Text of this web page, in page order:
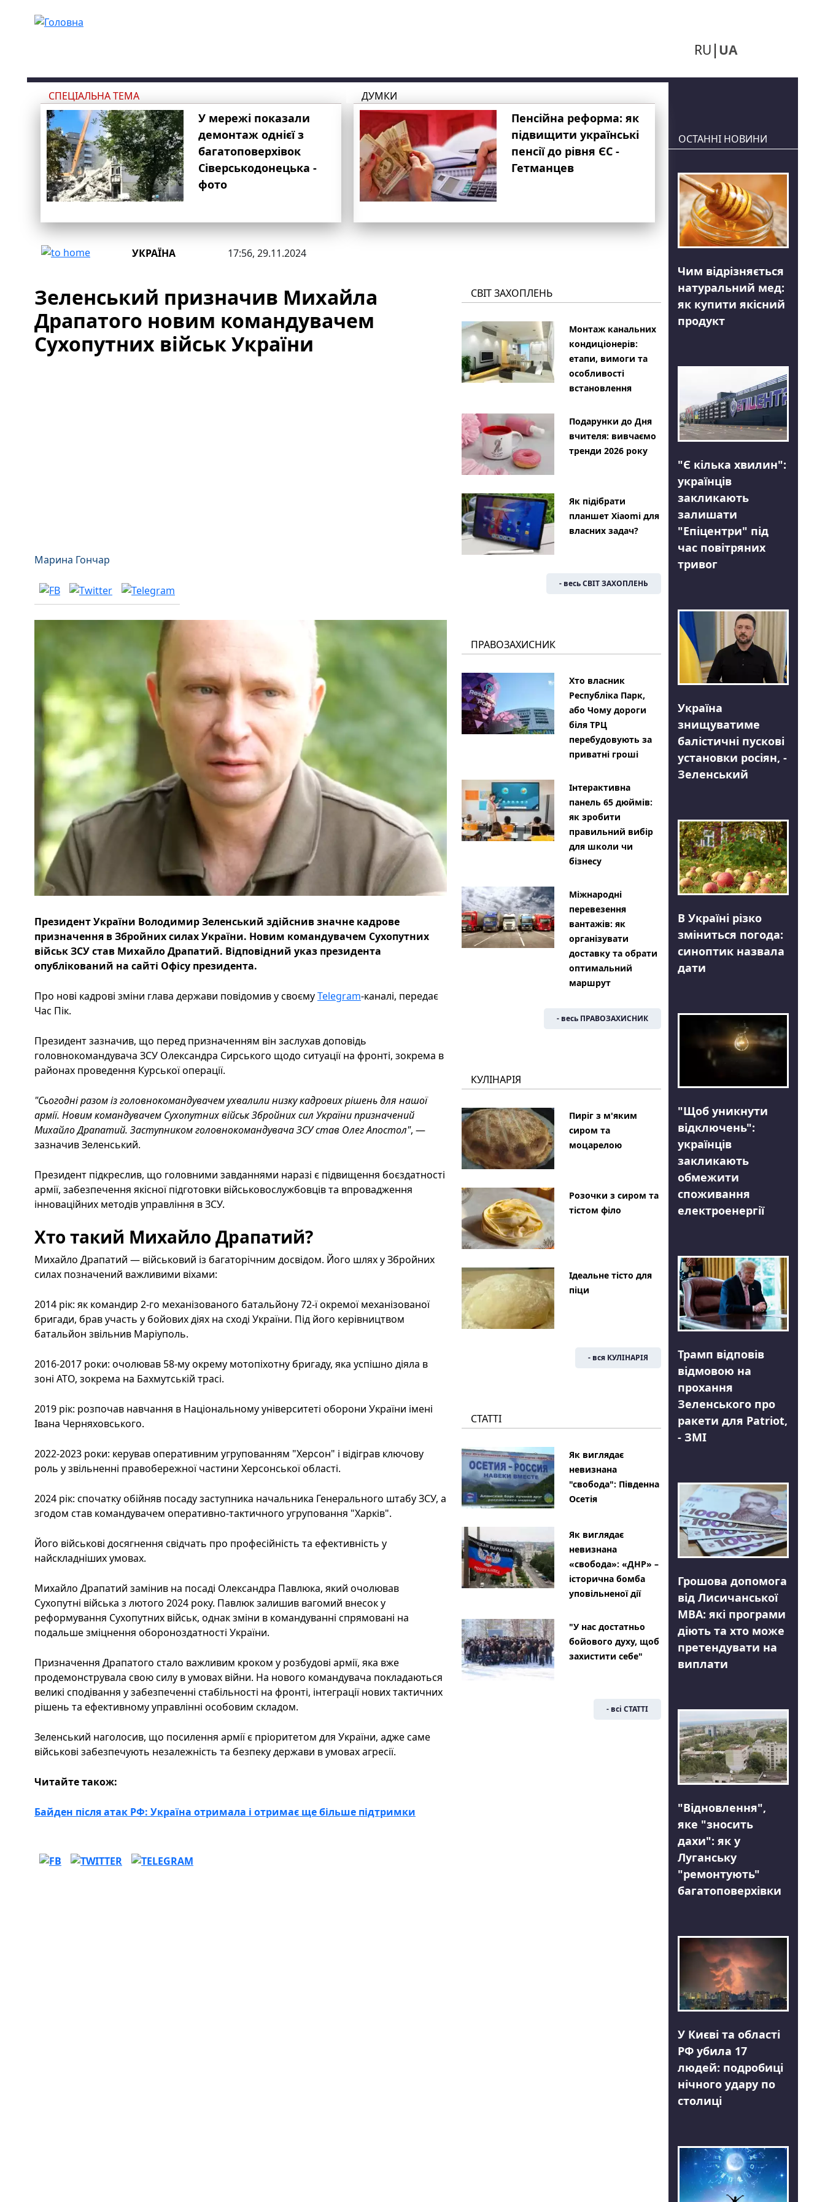
RU UA
СПЕЦІАЛЬНА ТЕМА
У мережі показали
демонтаж однієї з
багатоповерхівок
Сіверськодонецька -
фото
ДУМКИ
Пенсійна реформа: як
підвищити українські
пенсії до рівня ЄС -
Гетманцев
УКРАЇНА 17:56, 29.11.2024
Зеленський призначив Михайла
Драпатого новим командувачем
Сухопутних військ України
Марина Гончар
Президент України Володимир Зеленський здійснив значне кадрове
призначення в Збройних силах України. Новим командувачем Сухопутних
військ ЗСУ став Михайло Драпатий. Відповідний указ президента
опублікований на сайті Офісу президента.
Про нові кадрові зміни глава держави повідомив у своємуTelegram-каналі, передає
Час Пік.
Президент зазначив, що перед призначенням він заслухав доповідь
головнокомандувача ЗСУ Олександра Сирського щодо ситуації на фронті, зокрема в
районах проведення Курської операції.
"Сьогодні разом із головнокомандувачем ухвалили низку кадрових рішень для нашої
армії. Новим командувачем Сухопутних військ Збройних сил України призначений
Михайло Драпатий. Заступником головнокомандувача ЗСУ став Олег Апостол", —
зазначив Зеленський.
Президент підкреслив, що головними завданнями наразі є підвищення боєздатності
армії, забезпечення якісної підготовки військовослужбовців та впровадження
інноваційних методів управління в ЗСУ.
Хто такий Михайло Драпатий?
Михайло Драпатий — військовий із багаторічним досвідом. Його шлях у Збройних
силах позначений важливими віхами:
2014 рік: як командир 2-го механізованого батальйону 72-ї окремої механізованої
бригади, брав участь у бойових діях на сході України. Під його керівництвом
батальйон звільнив Маріуполь.
2016-2017 роки: очолював 58-му окрему мотопіхотну бригаду, яка успішно діяла в
зоні АТО, зокрема на Бахмутській трасі.
2019 рік: розпочав навчання в Національному університеті оборони України імені
Івана Черняховського.
2022-2023 роки: керував оперативним угрупованням "Херсон" і відіграв ключову
роль у звільненні правобережної частини Херсонської області.
2024 рік: спочатку обійняв посаду заступника начальника Генерального штабу ЗСУ, а
згодом став командувачем оперативно-тактичного угруповання "Харків".
Його військові досягнення свідчать про професійність та ефективність у
найскладніших умовах.
Михайло Драпатий замінив на посаді Олександра Павлюка, який очолював
Сухопутні війська з лютого 2024 року. Павлюк залишив вагомий внесок у
реформування Сухопутних військ, однак зміни в командуванні спрямовані на
подальше зміцнення обороноздатності України.
Призначення Драпатого стало важливим кроком у розбудові армії, яка вже
продемонструвала свою силу в умовах війни. На нового командувача покладаються
великі сподівання у забезпеченні стабільності на фронті, інтеграції нових тактичних
рішень та ефективному управлінні особовим складом.
Зеленський наголосив, що посилення армії є пріоритетом для України, адже саме
військові забезпечують незалежність та безпеку держави в умовах агресії.
Читайте також:
Байден після атак РФ: Україна отримала і отримає ще більше підтримки
СВІТ ЗАХОПЛЕНЬ
Монтаж канальних
кондиціонерів:
етапи, вимоги та
особливості
встановлення
Подарунки до Дня
вчителя: вивчаємо
тренди 2026 року
Як підібрати
планшет Xiaomi для
власних задач?
- весь СВІТ ЗАХОПЛЕНЬ
ПРАВОЗАХИСНИК
Хто власник
Республіка Парк,
або Чому дороги
біля ТРЦ
перебудовують за
приватні гроші
Інтерактивна
панель 65 дюймів:
як зробити
правильний вибір
для школи чи
бізнесу
Міжнародні
перевезення
вантажів: як
організувати
доставку та обрати
оптимальний
маршрут
- весь ПРАВОЗАХИСНИК
КУЛІНАРІЯ
Пиріг з м'яким
сиром та
моцарелою
Розочки з сиром та
тістом філо
Ідеальне тісто для
піци
- вся КУЛІНАРІЯ
СТАТТІ
Як виглядає
невизнана
"свобода": Південна
Осетія
Як виглядає
невизнана
«свобода»: «ДНР» –
історична бомба
уповільненої дії
"У нас достатньо
бойового духу, щоб
захистити себе"
- всі СТАТТІ
ОСТАННІ НОВИНИ
Чим відрізняється
натуральний мед:
як купити якісний
продукт
"Є кілька хвилин":
українців
закликають
залишати
"Епіцентри" під
час повітряних
тривог
Україна
знищуватиме
балістичні пускові
установки росіян, -
Зеленський
В Україні різко
зміниться погода:
синоптик назвала
дати
"Щоб уникнути
відключень":
українців
закликають
обмежити
споживання
електроенергії
Трамп відповів
відмовою на
прохання
Зеленського про
ракети для Patriot,
- ЗМІ
Грошова допомога
від Лисичанської
МВА: які програми
діють та хто може
претендувати на
виплати
"Відновлення",
яке "зносить
дахи": як у
Луганську
"ремонтують"
багатоповерхівки
У Києві та області
РФ убила 17
людей: подробиці
нічного удару по
столиці